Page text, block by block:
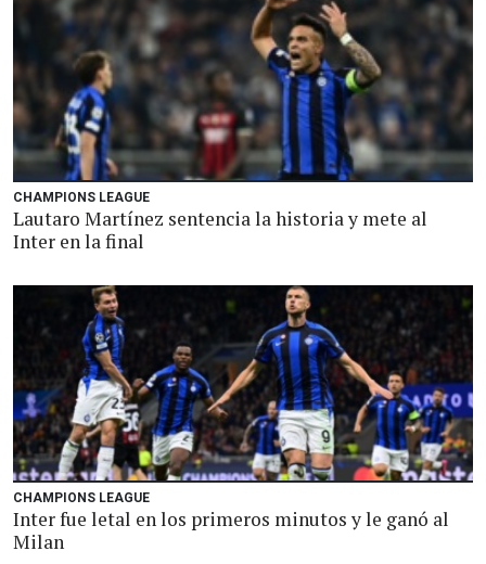
CHAMPIONS LEAGUE
Lautaro Martínez sentencia la historia y mete al
Inter en la final
CHAMPIONS LEAGUE
Inter fue letal en los primeros minutos y le ganó al
Milan